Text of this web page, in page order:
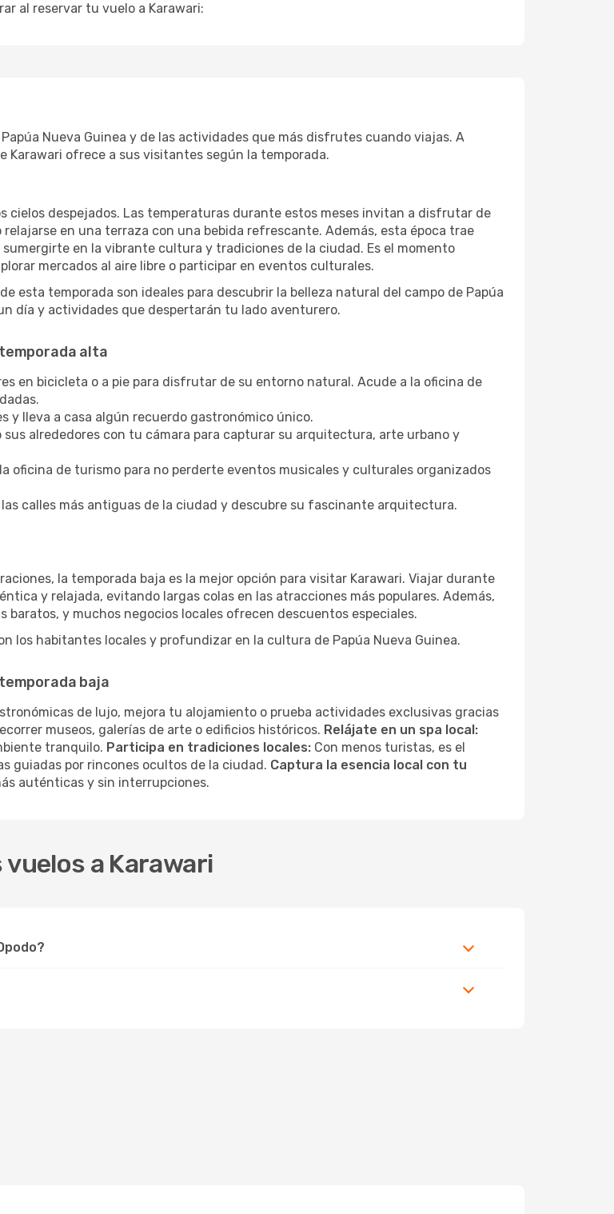
al reservar tu vuelo a Karawari:
Nueva Guinea y de las actividades que más disfrutes cuando viajas. A
ofrece a sus visitantes según la temporada.
cielos despejados. Las temperaturas durante estos meses invitan a disfrutar de
en una terraza con una bebida refrescante. Además, esta época trae
en la vibrante cultura y tradiciones de la ciudad. Es el momento
mercados al aire libre o participar en eventos culturales.
esta temporada son ideales para descubrir la belleza natural del campo de Papúa
día y actividades que despertarán tu lado aventurero.
alta
en bicicleta o a pie para disfrutar de su entorno natural. Acude a la oficina de
y lleva a casa algún recuerdo gastronómico único.
sus alrededores con tu cámara para capturar su arquitectura, arte urbano y
oficina de turismo para no perderte eventos musicales y culturales organizados
las calles más antiguas de la ciudad y descubre su fascinante arquitectura.
la temporada baja es la mejor opción para visitar Karawari. Viajar durante
y relajada, evitando largas colas en las atracciones más populares. Además,
y muchos negocios locales ofrecen descuentos especiales.
los habitantes locales y profundizar en la cultura de Papúa Nueva Guinea.
baja
de lujo, mejora tu alojamiento o prueba actividades exclusivas gracias
museos, galerías de arte o edificios históricos. Relájate en un spa local:
tranquilo. Participa en tradiciones locales: Con menos turistas, es el
guiadas por rincones ocultos de la ciudad. Captura la esencia local con tu
auténticas y sin interrupciones.
a Karawari